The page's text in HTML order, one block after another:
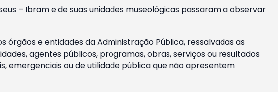
– Ibram e de suas unidades museológicas passaram a observar
órgãos e entidades da Administração Pública, ressalvadas as
agentes públicos, programas, obras, serviços ou resultados
emergenciais ou de utilidade pública que não apresentem